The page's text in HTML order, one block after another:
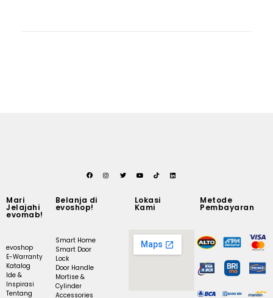
Mari
Jelajahi
evomab!
evoshop
E-Warranty
Katalog
Ide &
Inspirasi
Tentang
Belanja di
evoshop!
Smart Home
Smart Door
Lock
Door Handle
Mortise &
Cylinder
Accessories
Lokasi
Kami
Metode
Pembayaran